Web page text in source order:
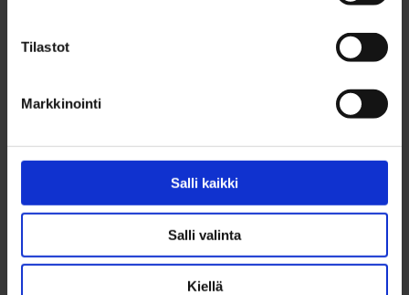
Tilastot
Markkinointi
Salli kaikki
Salli valinta
Kiellä
toukokuu 2021
maaliskuu 2021
tammikuu 2021
joulukuu 2020
marraskuu 2020
lokakuu 2020